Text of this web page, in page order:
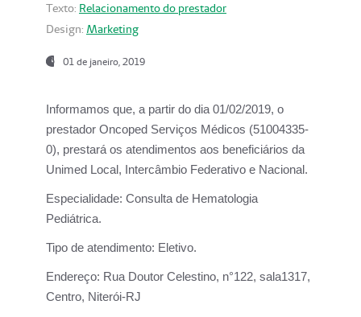
Texto: Relacionamento do prestador
Design: Marketing
01 de janeiro, 2019
Informamos que, a partir do dia 01/02/2019, o
prestador Oncoped Serviços Médicos (51004335-
0), prestará os atendimentos aos beneficiários da
Unimed Local, Intercâmbio Federativo e Nacional.
Especialidade: Consulta de Hematologia
Pediátrica.
Tipo de atendimento: Eletivo.
Endereço: Rua Doutor Celestino, n°122, sala1317,
Centro, Niterói-RJ